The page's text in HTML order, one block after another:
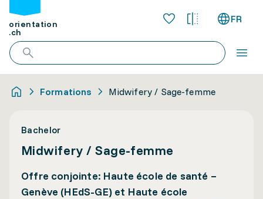
orientation
.ch
FR
Formations Midwifery / Sage-femme
Bachelor
Midwifery / Sage-femme
Offre conjointe: Haute école de santé –
Genève (HEdS-GE) et Haute école